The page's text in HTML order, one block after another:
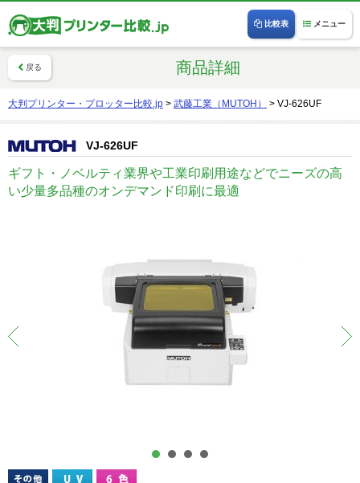
メニュー
比較表
戻る 商品詳細
大判プリンター・プロッター比較.jp > 武藤工業（MUTOH） > VJ-626UF
VJ-626UF
ギフト・ノベルティ業界や工業印刷用途などでニーズの高
い少量多品種のオンデマンド印刷に最適